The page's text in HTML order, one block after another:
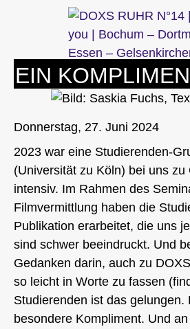
springen
EIN
Donnerstag, 27. Juni 2024
2023 war eine Studierenden-
(Universität zu Köln) bei uns zu
intensiv. Im Rahmen des
Filmvermittlung haben die
Publikation erarbeitet, die uns
sind schwer beeindruckt. Und
Gedanken darin, auch zu
so leicht in Worte zu fassen
Studierenden ist das gelungen.
besondere Kompliment. Und